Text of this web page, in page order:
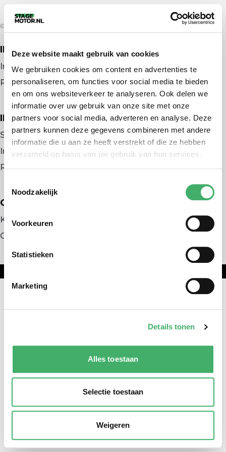
Deze website maakt gebruik van cookies
We gebruiken cookies om content en advertenties te
personaliseren, om functies voor social media te bieden
en om ons websiteverkeer te analyseren. Ook delen we
informatie over uw gebruik van onze site met onze
partners voor social media, adverteren en analyse. Deze
partners kunnen deze gegevens combineren met andere
informatie die u aan ze heeft verstrekt of die ze hebben
verzameld op basis van uw gebruik van hun services.
Noodzakelijk
Voorkeuren
Statistieken
Marketing
Details tonen
Alles toestaan
Selectie toestaan
Weigeren
© 2026 door stagemotor.nl
IK ZOEK EEN BAAN
Inloggen
Registreren
IK BEN WERKGEVER
Stage plaatsen
Inloggen
Registreren
OVER ONS
Kennismaken met MELON
Contact